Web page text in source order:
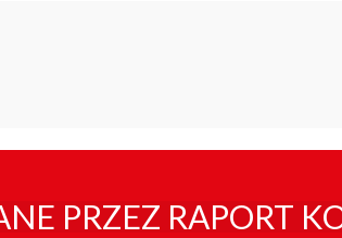
PRZEZ RAPORT